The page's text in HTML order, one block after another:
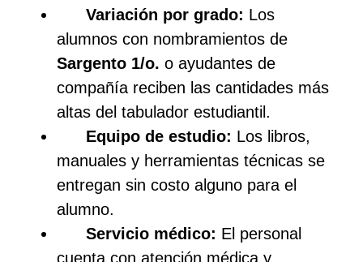
Variación por grado: Los
alumnos con nombramientos de
Sargento 1/o. o ayudantes de
compañía reciben las cantidades más
altas del tabulador estudiantil.
Equipo de estudio: Los libros,
manuales y herramientas técnicas se
entregan sin costo alguno para el
alumno.
Servicio médico: El personal
cuenta con atención médica y